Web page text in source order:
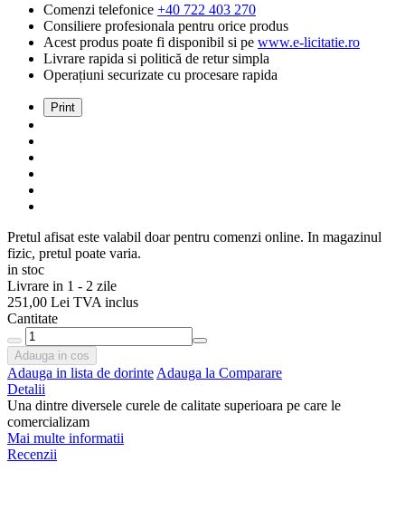
Comenzi telefonice +40 722 403 270
Consiliere profesionala pentru orice produs
Acest produs poate fi disponibil si pe www.e-licitatie.ro
Livrare rapida si politică de retur simpla
Operațiuni securizate cu procesare rapida
Print
Pretul afisat este valabil doar pentru comenzi online. In magazinul
fizic, pretul poate varia.
in stoc
Livrare in 1 - 2 zile
251,00 Lei TVA inclus
Cantitate
Adauga in cos
Adauga in lista de dorinte Adauga la Comparare
Detalii
Una dintre diversele curele de calitate superioara pe care le
comercializam
Mai multe informatii
Recenzii